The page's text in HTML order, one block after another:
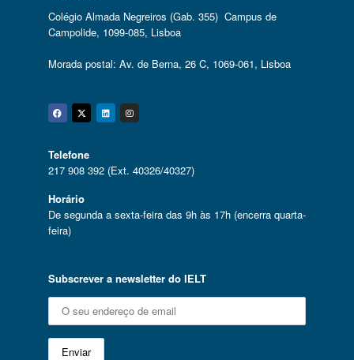
Colégio Almada Negreiros (Gab. 355) Campus de
Campolide, 1099-085, Lisboa
Morada postal: Av. de Berna, 26 C, 1069-061, Lisboa
Facebook
Twitter
Linkedin
Instagram
Telefone
217 908 392 (Ext. 40326/40327)
Horário
De segunda a sexta-feira das 9h às 17h (encerra quarta-
feira)
Subscrever a newsletter do IELT